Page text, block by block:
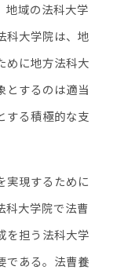
地域の法科大学
科大学院は、地
めに地方法科大
とするのは適当
する積極的な支
現するために
科大学院で法曹
を担う法科大学
である。法曹養